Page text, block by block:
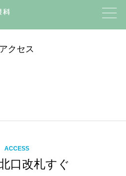
アクセス
ACCESS
口改札すぐ